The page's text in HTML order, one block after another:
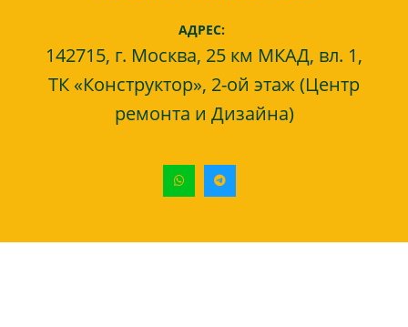
АДРЕС:
142715, г. Москва, 25 км МКАД, вл. 1,
ТК «Конструктор», 2-ой этаж (Центр
ремонта и Дизайна)